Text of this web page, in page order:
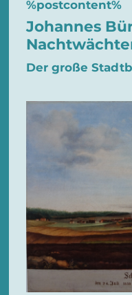
%postcontent%
Johannes
Der große